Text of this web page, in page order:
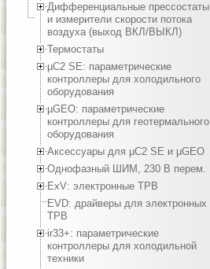
Дифференциальные прессостаты
и измерители скорости потока
воздуха (выход ВКЛ/ВЫКЛ)
Термостаты
µC2 SE: параметрические
контроллеры для холодильного
оборудования
µGEO: параметрические
контроллеры для геотермального
оборудования
Аксессуары для µC2 SE и µGEO
Однофазный ШИМ, 230 В перем.
ExV: электронные ТРВ
EVD: драйверы для электронных
ТРВ
ir33+: параметрические
контроллеры для холодильной
техники